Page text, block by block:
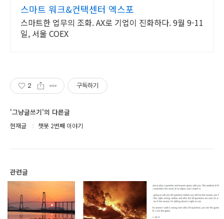
스마트 워크&컨택센터 엑스포
스마트한 업무의 조화. AX로 기업이 진화하다. 9월 9-11
일, 서울 COEX
2 구독하기
'그냥글쓰기'의 다른글
현재글 챗봇 2번째 이야기
관련글